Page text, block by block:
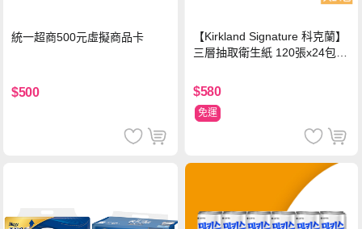
統一超商500元虛擬商品卡
$500
【Kirkland Signature 科克蘭】
三層抽取衛生紙 120張x24包x1
$580
免運